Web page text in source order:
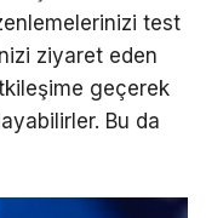
test
ziyaret eden
geçerek
Bu da